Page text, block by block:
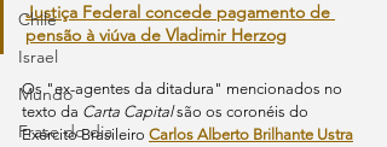
Chile
Israel
Mundo
Frase do dia
Justiça Federal concede pagamento de
pensão à viúva de Vladimir Herzog
Os "ex-agentes da ditadura" mencionados no
texto da Carta Capital são os coronéis do
Exército Brasileiro Carlos Alberto Brilhante Ustra